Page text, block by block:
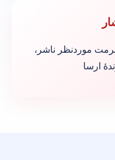
موردنظر ناشر،
ارسا